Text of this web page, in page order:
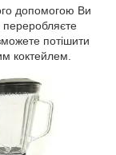
допомогою Ви
переробляєте
потішити
коктейлем.